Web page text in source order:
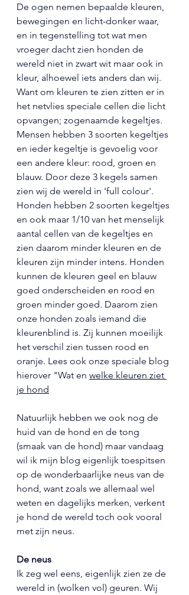
De ogen nemen bepaalde kleuren,
bewegingen en licht-donker waar,
en in tegenstelling tot wat men
vroeger dacht zien honden de
wereld niet in zwart wit maar ook in
kleur, alhoewel iets anders dan wij.
Want om kleuren te zien zitten er in
het netvlies speciale cellen die licht
opvangen; zogenaamde kegeltjes.
Mensen hebben 3 soorten kegeltjes
en ieder kegeltje is gevoelig voor
een andere kleur: rood, groen en
blauw. Door deze 3 kegels samen
zien wij de wereld in 'full colour'.
Honden hebben 2 soorten kegeltjes
en ook maar 1/10 van het menselijk
aantal cellen van de kegeltjes en
zien daarom minder kleuren en de
kleuren zijn minder intens. Honden
kunnen de kleuren geel en blauw
goed onderscheiden en rood en
groen minder goed. Daarom zien
onze honden zoals iemand die
kleurenblind is. Zij kunnen moeilijk
het verschil zien tussen rood en
oranje. Lees ook onze speciale blog
hierover "Wat en welke kleuren ziet
je hond
Natuurlijk hebben we ook nog de
huid van de hond en de tong
(smaak van de hond) maar vandaag
wil ik mijn blog eigenlijk toespitsen
op de wonderbaarlijke neus van de
hond, want zoals we allemaal wel
weten en dagelijks merken, verkent
je hond de wereld toch ook vooral
met zijn neus.
De neus
Ik zeg wel eens, eigenlijk zien ze de
wereld in (wolken vol) geuren. Wij